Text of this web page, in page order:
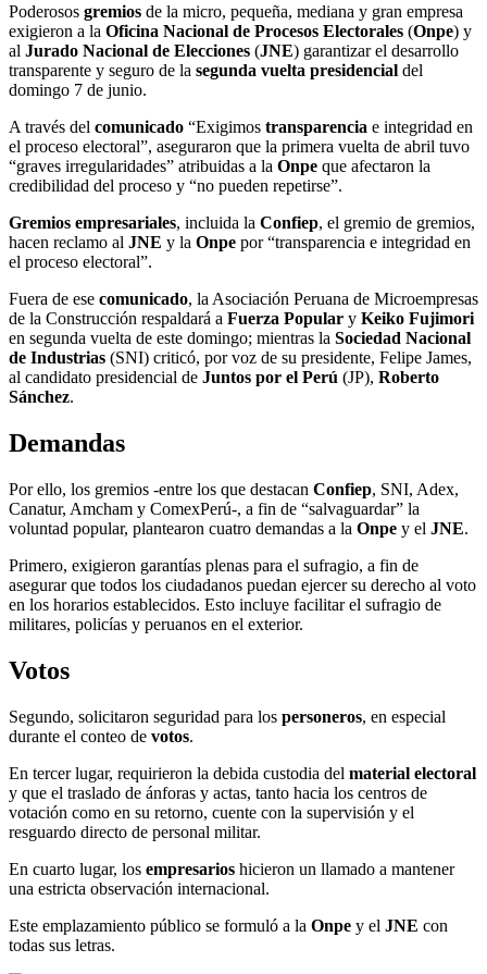
Poderosos gremios de la micro, pequeña, mediana y gran empresa
exigieron a la Oficina Nacional de Procesos Electorales (Onpe) y
al Jurado Nacional de Elecciones (JNE) garantizar el desarrollo
transparente y seguro de la segunda vuelta presidencial del
domingo 7 de junio.
A través del comunicado “Exigimos transparencia e integridad en
el proceso electoral”, aseguraron que la primera vuelta de abril tuvo
“graves irregularidades” atribuidas a la Onpe que afectaron la
credibilidad del proceso y “no pueden repetirse”.
Gremios empresariales, incluida la Confiep, el gremio de gremios,
hacen reclamo al JNE y la Onpe por “transparencia e integridad en
el proceso electoral”.
Fuera de ese comunicado, la Asociación Peruana de Microempresas
de la Construcción respaldará a Fuerza Popular y Keiko Fujimori
en segunda vuelta de este domingo; mientras la Sociedad Nacional
de Industrias (SNI) criticó, por voz de su presidente, Felipe James,
al candidato presidencial de Juntos por el Perú (JP), Roberto
Sánchez.
Demandas
Por ello, los gremios -entre los que destacan Confiep, SNI, Adex,
Canatur, Amcham y ComexPerú-, a fin de “salvaguardar” la
voluntad popular, plantearon cuatro demandas a la Onpe y el JNE.
Primero, exigieron garantías plenas para el sufragio, a fin de
asegurar que todos los ciudadanos puedan ejercer su derecho al voto
en los horarios establecidos. Esto incluye facilitar el sufragio de
militares, policías y peruanos en el exterior.
Votos
Segundo, solicitaron seguridad para los personeros, en especial
durante el conteo de votos.
En tercer lugar, requirieron la debida custodia del material electoral
y que el traslado de ánforas y actas, tanto hacia los centros de
votación como en su retorno, cuente con la supervisión y el
resguardo directo de personal militar.
En cuarto lugar, los empresarios hicieron un llamado a mantener
una estricta observación internacional.
Este emplazamiento público se formuló a la Onpe y el JNE con
todas sus letras.